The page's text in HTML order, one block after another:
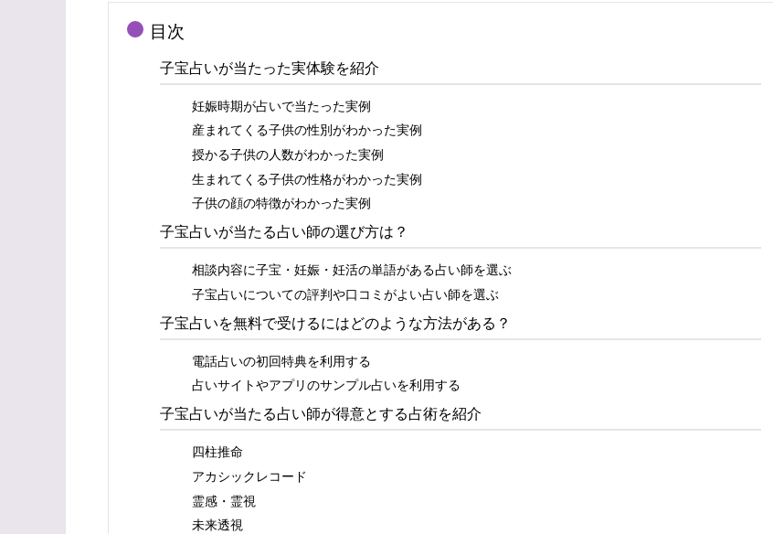
目次
子宝占いが当たった実体験を紹介
妊娠時期が占いで当たった実例
産まれてくる子供の性別がわかった実例
授かる子供の人数がわかった実例
生まれてくる子供の性格がわかった実例
子供の顔の特徴がわかった実例
子宝占いが当たる占い師の選び方は？
相談内容に子宝・妊娠・妊活の単語がある占い師を選ぶ
子宝占いについての評判や口コミがよい占い師を選ぶ
子宝占いを無料で受けるにはどのような方法がある？
電話占いの初回特典を利用する
占いサイトやアプリのサンプル占いを利用する
子宝占いが当たる占い師が得意とする占術を紹介
四柱推命
アカシックレコード
霊感・霊視
未来透視